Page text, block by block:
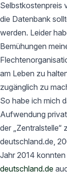
Selbstkostenpreis
die Datenbank
werden. Leider
Bemühungen
am Leben zu
zugänglich zu
So habe ich mich
Aufwendung
der
deutschland.de,
Jahr 2014
deutschland.de